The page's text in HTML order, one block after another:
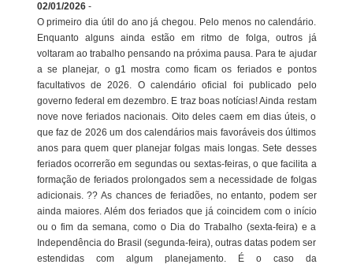
02/01/2026 -
O primeiro dia útil do ano já chegou. Pelo menos no calendário.
Enquanto alguns ainda estão em ritmo de folga, outros já
voltaram ao trabalho pensando na próxima pausa. Para te ajudar
a se planejar, o g1 mostra como ficam os feriados e pontos
facultativos de 2026. O calendário oficial foi publicado pelo
governo federal em dezembro. E traz boas notícias! Ainda restam
nove nove feriados nacionais. Oito deles caem em dias úteis, o
que faz de 2026 um dos calendários mais favoráveis dos últimos
anos para quem quer planejar folgas mais longas. Sete desses
feriados ocorrerão em segundas ou sextas-feiras, o que facilita a
formação de feriados prolongados sem a necessidade de folgas
adicionais. ?? As chances de feriadões, no entanto, podem ser
ainda maiores. Além dos feriados que já coincidem com o início
ou o fim da semana, como o Dia do Trabalho (sexta-feira) e a
Independência do Brasil (segunda-feira), outras datas podem ser
estendidas com algum planejamento. É o caso da